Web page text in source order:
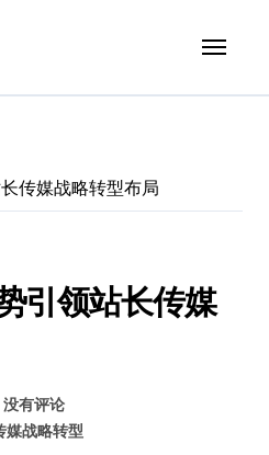
传媒战略转型布局
引领站长传媒
没有评论
媒战略转型